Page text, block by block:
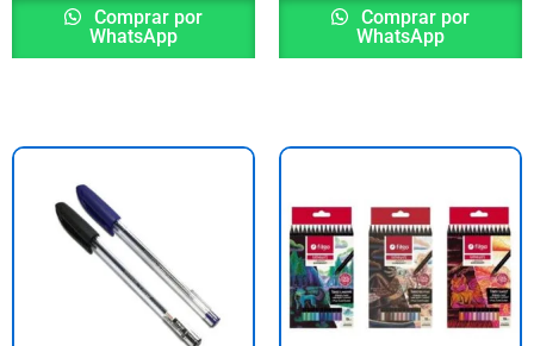
Comprar por
WhatsApp
Comprar por
WhatsApp
This
multiple
variants.